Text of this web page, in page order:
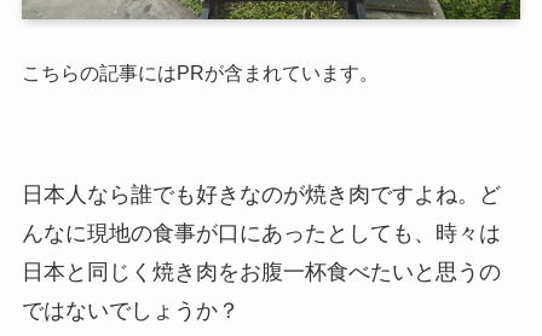
こちらの記事にはPRが含まれています。
日本人なら誰でも好きなのが焼き肉ですよね。ど
んなに現地の食事が口にあったとしても、時々は
日本と同じく焼き肉をお腹一杯食べたいと思うの
ではないでしょうか？